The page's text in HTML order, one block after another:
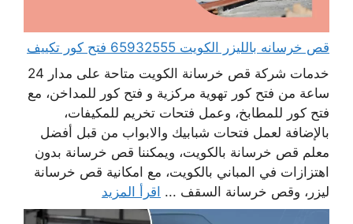
قص خرسانه بالليزر الكويت 65932555 فتح كور تكييف
خدمات شركة قص خرسانة الكويت متاحة على مدار 24
ساعة من فتح كور تهوية مركزية و فتح كور للمداخن، مع
فتح كور للمطابخ، وعمل فتحات تخريم للمكيفات،
بالإضافة لعمل فتحات شبابيك والابواب من قبل أفضل
معلم قص خرسانة بالكويت، ويمكننا قص خرسانة بدون
اهتزازات في المباني بالكويت، مع امكانية قص خرسانة
ليزر، وقص خرسانة السقف ... اقرأ المزيد